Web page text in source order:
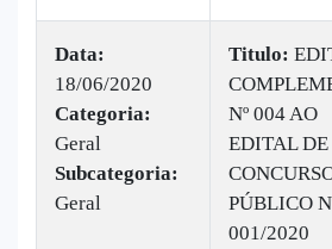
Data:
18/06/2020
Categoria:
Geral
Subcategoria:
Geral
Titulo:
Nº 004 AO
EDITAL DE
PÚBLICO
001/2020